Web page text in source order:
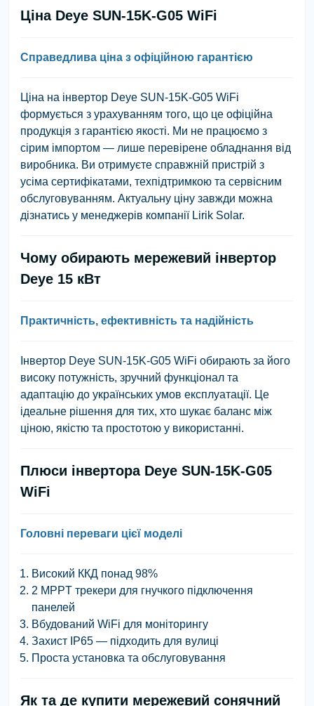
Ціна Deye SUN-15K-G05 WiFi
Справедлива ціна з офіційною гарантією
Ціна на інвертор Deye SUN-15K-G05 WiFi
формується з урахуванням того, що це офіційна
продукція з гарантією якості. Ми не працюємо з
сірим імпортом — лише перевірене обладнання від
виробника. Ви отримуєте справжній пристрій з
усіма сертифікатами, техпідтримкою та сервісним
обслуговуванням. Актуальну ціну завжди можна
дізнатись у менеджерів компанії Lirik Solar.
Чому обирають мережевий інвертор
Deye 15 кВт
Практичність, ефективність та надійність
Інвертор Deye SUN-15K-G05 WiFi обирають за його
високу потужність, зручний функціонал та
адаптацію до українських умов експлуатації. Це
ідеальне рішення для тих, хто шукає баланс між
ціною, якістю та простотою у використанні.
Плюси інвертора Deye SUN-15K-G05
WiFi
Головні переваги цієї моделі
Високий ККД понад 98%
2 MPPT трекери для гнучкого підключення
панелей
Вбудований WiFi для моніторингу
Захист IP65 — підходить для вулиці
Проста установка та обслуговування
Як та де купити мережевий сонячний